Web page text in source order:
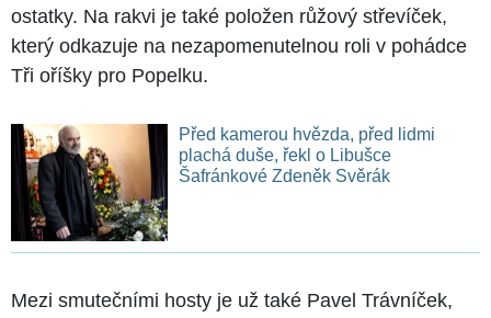
ostatky. Na rakvi je také položen růžový střevíček,
který odkazuje na nezapomenutelnou roli v pohádce
Tři oříšky pro Popelku.
Před kamerou hvězda, před lidmi
plachá duše, řekl o Libušce
Šafránkové Zdeněk Svěrák
Mezi smutečními hosty je už také Pavel Trávníček,